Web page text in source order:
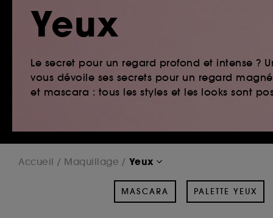
Yeux
Le secret pour un regard profond et intense ?
vous dévoile ses secrets pour un regard
et mascara : tous les styles et les looks sont
Accueil Maquillage Yeux
MASCARA PALETTE YEUX